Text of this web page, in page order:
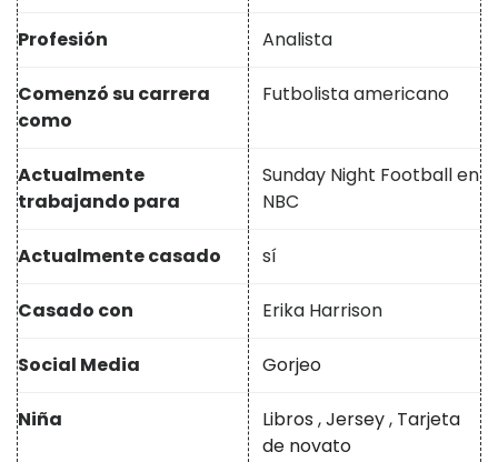
Profesión Analista
Comenzó su carrera
como
Futbolista americano
Actualmente
trabajando para
Sunday Night Football en
NBC
Actualmente casado sí
Casado con Erika Harrison
Social Media Gorjeo
Niña Libros ,Jersey, Tarjeta
de novato